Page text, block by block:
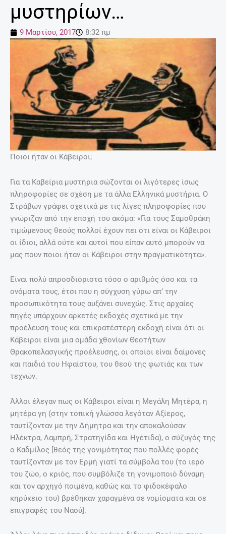
μυστηρίων…
9 Μαρτίου, 2017 8:32 πμ
Ποιοι ήταν οι Κάβειροι;
Για τα Καβείρια μυστήρια σώζονται οι λιγότερες ίσως
πληροφορίες σε σχέση με τα άλλα Ελληνικά μυστήρια. Ο
Στράβων γράφει σχετικά με τις λίγες πληροφορίες που
γνώριζαν από την εποχή του ακόμα: «Για τους Σαμοθράκη
τιμώμενους θεούς πολλοί έχουν πει ότι είναι οι Κάβειροι
οι ίδιοι, αλλά ούτε και αυτοί που είπαν αυτό μπορούν να
μας πουν ποιοι ήταν οι Κάβειροι στην πραγματικότητα».
Είναι πολύ απροσδιόριστα τόσο ο αριθμός όσο και τα
ονόματα τους, έτσι που η σύγχυση γύρω απ’ την
προσωπικότητα τους αυξάνει συνεχώς. Στις αρχαίες
πηγές υπάρχουν αρκετές εκδοχές σχετικά με την
προέλευση τους και επικρατέστερη εκδοχή είναι ότι οι
Κάβειροι είναι μια ομάδα χθονίων Θεοτήτων
Θρακοπελασγικής προέλευσης, οι οποίοι είναι δαίμονες
και παιδιά του Ηφαίστου, του θεού της φωτιάς και των
τεχνών.
Άλλοι έλεγαν πως οι Κάβειροι είναι η Μεγάλη Μητέρα, η
μητέρα γη (στην τοπική γλώσσα λεγόταν Αξίερος,
ταυτίζονταν με την Δήμητρα και την αποκαλούσαν
Ηλέκτρα, Λαμπρή, Στρατηγίδα και Ηγέτιδα), ο σύζυγός της
ο Καδμίλος [θεός της γονιμότητας που πολλές φορές
ταυτίζονταν με τον Ερμή γιατί τα σύμβολα του (το ιερό
του ζώο, ο κριός, που συμβόλιζε τη γονιμοποιό δύναμη
και τον αρχηγό ποιμένα, καθώς και το φιδοκέφαλο
κηρύκειο του) βρέθηκαν χαραγμένα σε νομίσματα και σε
επιγραφές του Ναού].